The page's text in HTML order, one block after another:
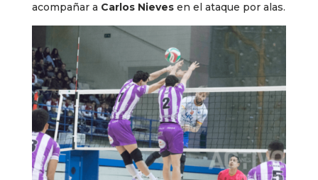
acompañar a Carlos Nievesen el ataque por alas.